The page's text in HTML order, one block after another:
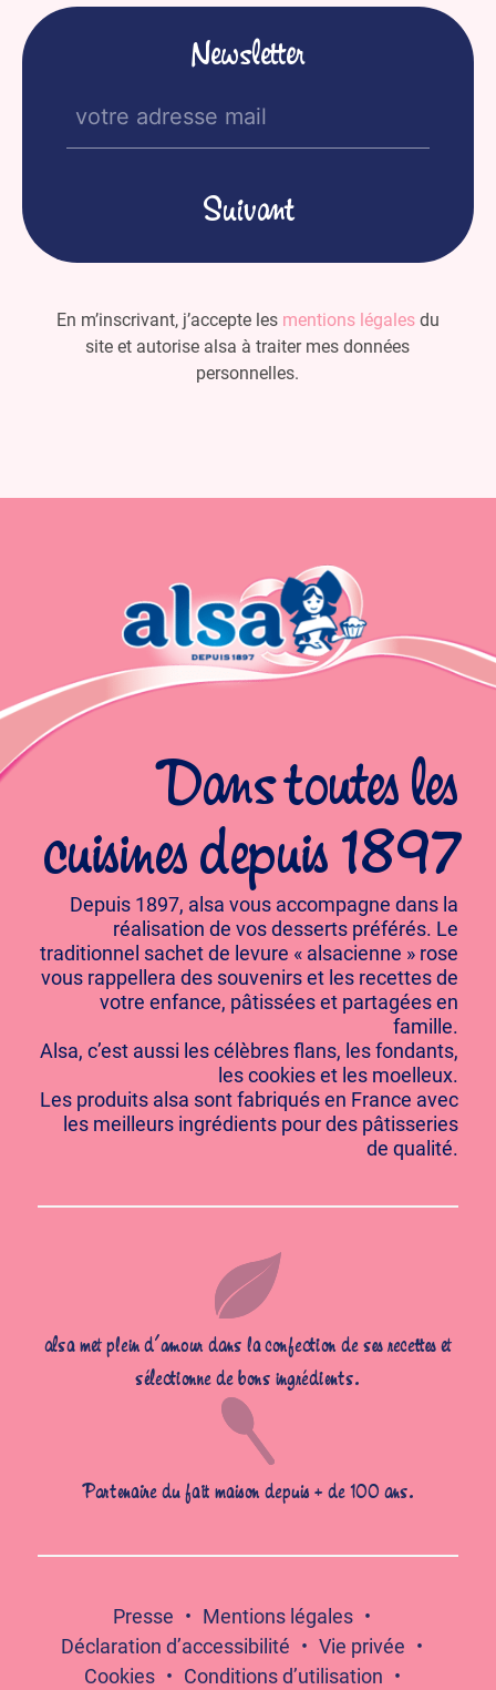
Newsletter
E-
mail
En m’inscrivant, j’accepte les mentions légalesdu
site et autorise alsa à traiter mes données
personnelles.
alsa met plein d’amour dans la confection de ses recettes et
sélectionne de bons ingrédients.
Partenaire du fait maison depuis + de 100 ans.
Dans toutes les
cuisines depuis 1897
Depuis 1897, alsa vous accompagne dans la
réalisation de vos desserts préférés. Le
traditionnel sachet de levure « alsacienne » rose
vous rappellera des souvenirs et les recettes de
votre enfance, pâtissées et partagées en
famille.
Alsa, c’est aussi les célèbres flans, les fondants,
les cookies et les moelleux.
Les produits alsa sont fabriqués en France avec
les meilleurs ingrédients pour des pâtisseries
de qualité.
Presse
Mentions légales
Déclaration d’accessibilité
Vie privée
Cookies
Conditions d’utilisation